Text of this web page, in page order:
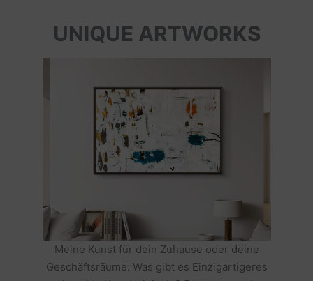
UNIQUE ARTWORKS
Meine Kunst für dein Zuhause oder deine
Geschäftsräume: Was gibt es Einzigartigeres